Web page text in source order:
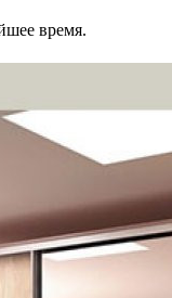
время.